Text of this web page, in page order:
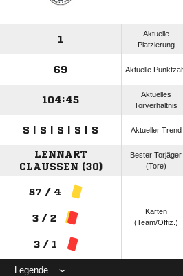
1
Aktuelle
Platzierung
69 Aktuelle
104:45
Aktuelles
Torverhältnis
S | S | S | S | S Aktueller Trend
LENNART
CLAUSSEN (30)
Bester Torjäger
(Tore)
57 / 4
3 / 2
3 / 1
Karten
(Team/Offiz.)
Legende